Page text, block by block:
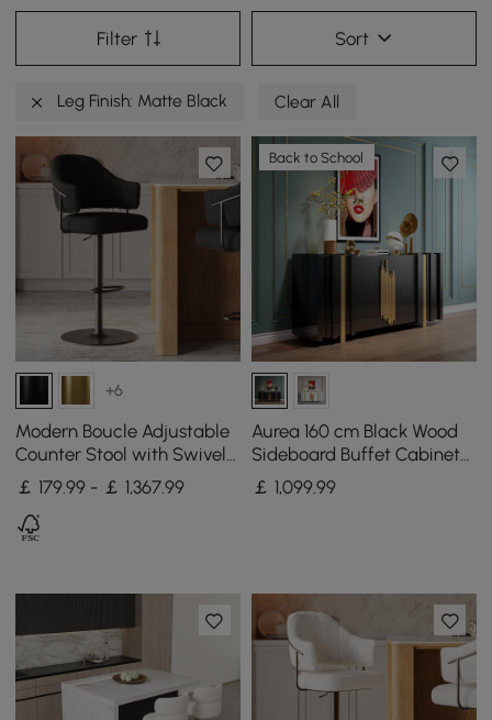
Filter Sort
Leg Finish: Matte Black Clear All
+6
Modern Boucle Adjustable
Counter Stool with Swivel
Base
￡ 179.99 - ￡ 1,367.99
Back to School
Aurea 160 cm Black Wood
Sideboard Buffet Cabinet
with 2 Doors 2 Shelves
￡ 1,099.99